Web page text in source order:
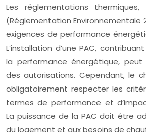
Les réglementations thermiques,
(Réglementation Environnementale
exigences de performance
L’installation d’une PAC,
la performance énergétique, peut
des autorisations. Cependant, le
obligatoirement respecter les
termes de performance et
La puissance de la PAC doit être
du logement et aux besoins de